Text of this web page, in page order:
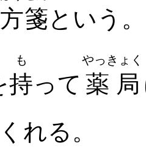
箋という。
持
も
って 薬局
やっきょく
れる。